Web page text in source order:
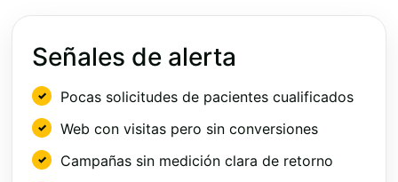
Señales de alerta
Pocas solicitudes de pacientes cualificados
Web con visitas pero sin conversiones
Campañas sin medición clara de retorno